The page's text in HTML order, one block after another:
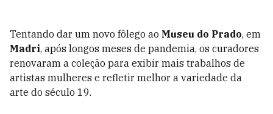
Tentando dar um novo fôlego ao Museu do Prado, em
Madri, após longos meses de pandemia, os curadores
renovaram a coleção para exibir mais trabalhos de
artistas mulheres e refletir melhor a variedade da
arte do século 19.